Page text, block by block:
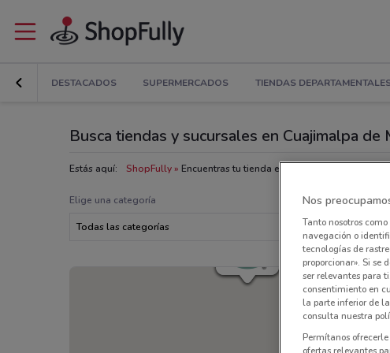
DESTACADOS SUPERMERCADOS TIENDAS
Busca tiendas y sucursales en Cuajimalpa de
Estás aquí: ShopFully Encuentras tu tienda en Cuajimalpa de Morelos
Elige una categoría
Todas las categorías
Nos
Tanto nosotros
navegación o
tecnologías de
proporcionar». Si se
ser relevantes para
consentimiento en
la parte inferior de
consulta nuestra
Permítanos
ofertas relevantes